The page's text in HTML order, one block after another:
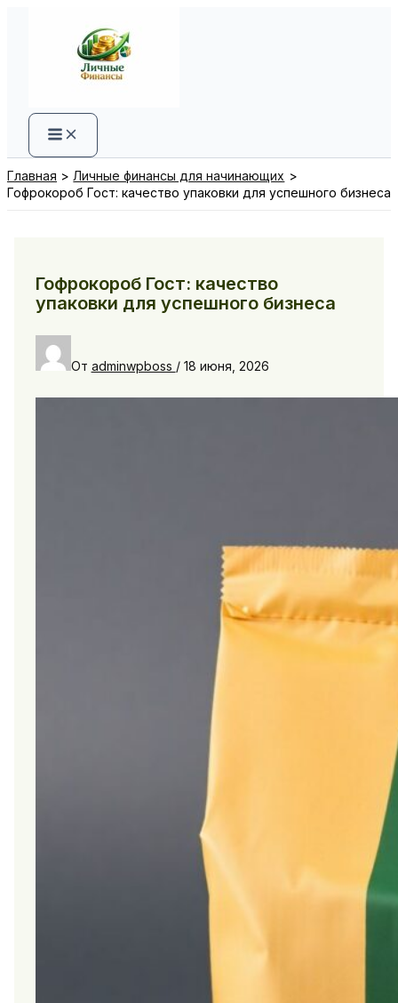
содержимому
Главная
Личные финансы для начинающих
Гофрокороб Гост: качество упаковки для успешного бизнеса
Гофрокороб Гост: качество
упаковки для успешного бизнеса
От adminwpboss / 18 июня, 2026